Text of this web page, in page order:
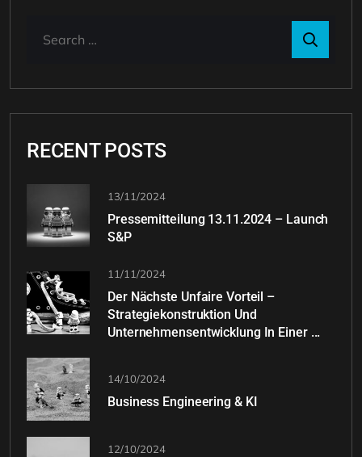
RECENT POSTS
13/11/2024
Pressemitteilung 13.11.2024 – Launch
S&P
11/11/2024
Der Nächste Unfaire Vorteil –
Strategiekonstruktion Und
Unternehmensentwicklung In Einer ...
14/10/2024
Business Engineering & KI
12/10/2024